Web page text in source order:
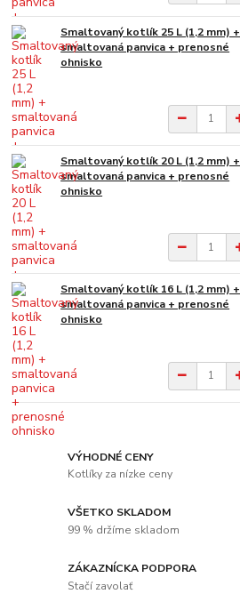
Smaltovaný kotlík 25 L (1,2 mm) +
smaltovaná panvica + prenosné
ohnisko
Smaltovaný kotlík 20 L (1,2 mm) +
smaltovaná panvica + prenosné
ohnisko
Smaltovaný kotlík 16 L (1,2 mm) +
smaltovaná panvica + prenosné
ohnisko
VÝHODNÉ CENY
Kotlíky za nízke ceny
VŠETKO SKLADOM
99 % držíme skladom
ZÁKAZNÍCKA PODPORA
Stačí zavolať